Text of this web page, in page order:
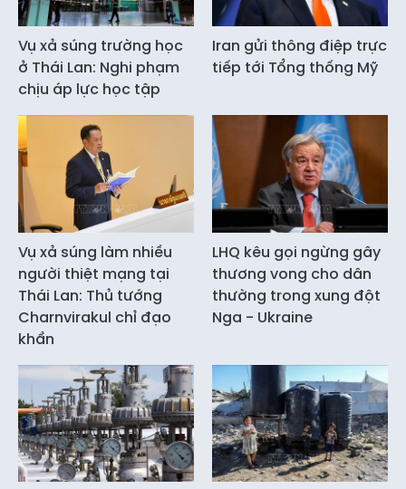
Vụ xả súng trường học
ở Thái Lan: Nghi phạm
chịu áp lực học tập
Iran gửi thông điệp trực
tiếp tới Tổng thống Mỹ
Vụ xả súng làm nhiều
người thiệt mạng tại
Thái Lan: Thủ tướng
Charnvirakul chỉ đạo
khẩn
LHQ kêu gọi ngừng gây
thương vong cho dân
thường trong xung đột
Nga - Ukraine